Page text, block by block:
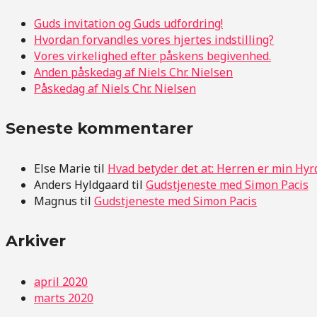
Guds invitation og Guds udfordring!
Hvordan forvandles vores hjertes indstilling?
Vores virkelighed efter påskens begivenhed.
Anden påskedag af Niels Chr. Nielsen
Påskedag af Niels Chr. Nielsen
Seneste kommentarer
Else Marietil Hvad betyder det at: Herren er min
Anders Hyldgaardtil Gudstjeneste med Simon Pacis
Magnus til Gudstjeneste med Simon Pacis
Arkiver
april 2020
marts 2020